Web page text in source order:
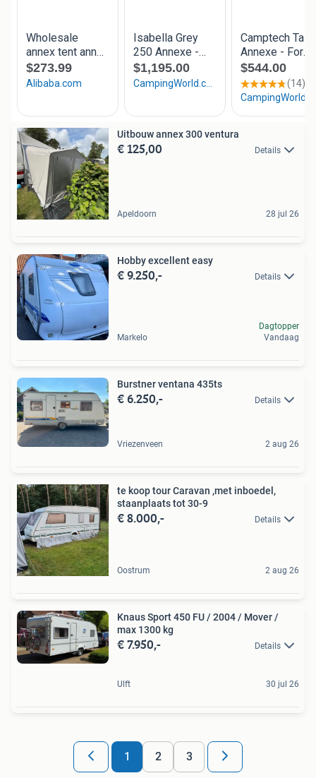
Uitbouw annex 300 ventura
€ 125,00 Details
Apeldoorn 28 jul 26
Hobby excellent easy
€ 9.250,- Details
Markelo
Dagtopper
Vandaag
Burstner ventana 435ts
€ 6.250,- Details
Vriezenveen 2 aug 26
te koop tour Caravan ,met inboedel,
staanplaats tot 30-9
€ 8.000,- Details
Oostrum 2 aug 26
Knaus Sport 450 FU / 2004 / Mover /
max 1300 kg
€ 7.950,- Details
Ulft 30 jul 26
1 2 3